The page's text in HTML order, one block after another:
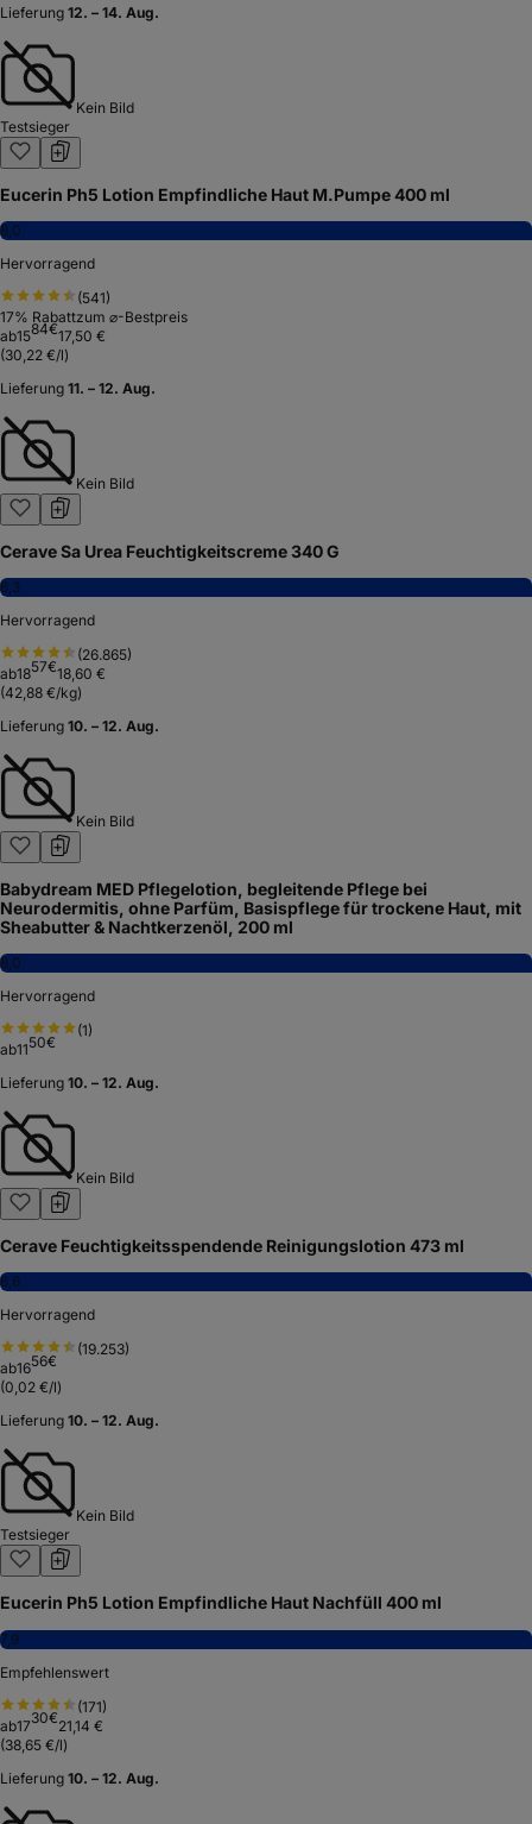
Lieferung 12. – 14. Aug.
Kein Bild
Testsieger
Eucerin Ph5 Lotion Empfindliche Haut M.Pumpe 400 ml
8,0
Hervorragend
(541)
17% Rabattzum ⌀-Bestpreis
ab1584€17,50 €
(30,22 €/l)
Lieferung 11. – 12. Aug.
Kein Bild
Cerave Sa Urea Feuchtigkeitscreme 340 G
8,3
Hervorragend
(26.865)
ab1857€18,60 €
(42,88 €/kg)
Lieferung 10. – 12. Aug.
Kein Bild
Babydream MED Pflegelotion, begleitende Pflege bei
Neurodermitis, ohne Parfüm, Basispflege für trockene Haut, mit
Sheabutter & Nachtkerzenöl, 200 ml
8,0
Hervorragend
(1)
ab1150€
Lieferung 10. – 12. Aug.
Kein Bild
Cerave Feuchtigkeitsspendende Reinigungslotion 473 ml
8,6
Hervorragend
(19.253)
ab1656€
(0,02 €/l)
Lieferung 10. – 12. Aug.
Kein Bild
Testsieger
Eucerin Ph5 Lotion Empfindliche Haut Nachfüll 400 ml
7,9
Empfehlenswert
(171)
ab1730€21,14 €
(38,65 €/l)
Lieferung 10. – 12. Aug.